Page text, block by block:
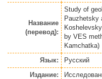
Название
(перевод):
Study of
Pauzhetsky
by VES
Kamchatka)
Язык:
Русский
Издание: